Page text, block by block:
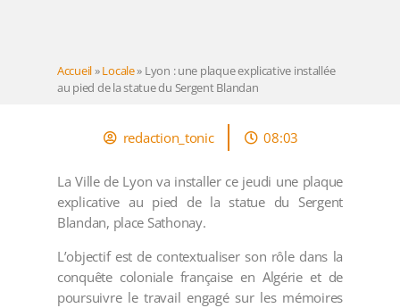
Accueil»Locale» Lyon : une plaque explicative installée
au pied de la statue du Sergent Blandan
redaction_tonic 08:03
La Ville de Lyon va installer ce jeudi une plaque
explicative au pied de la statue du Sergent
Blandan, place Sathonay.
L’objectif est de contextualiser son rôle dans la
conquête coloniale française en Algérie et de
poursuivre le travail engagé sur les mémoires